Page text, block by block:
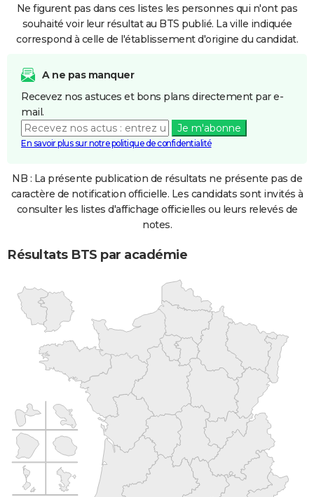
Ne figurent pas dans ces listes les personnes qui n'ont pas
souhaité voir leur résultat au BTS publié. La ville indiquée
correspond à celle de l'établissement d'origine du candidat.
A ne pas manquer
Recevez nos astuces et bons plans directement par e-
mail.
Je m'abonne
En savoir plus sur notre politique de confidentialité
NB : La présente publication de résultats ne présente pas de
caractère de notification officielle. Les candidats sont invités à
consulter les listes d'affichage officielles ou leurs relevés de
notes.
Résultats BTS par académie